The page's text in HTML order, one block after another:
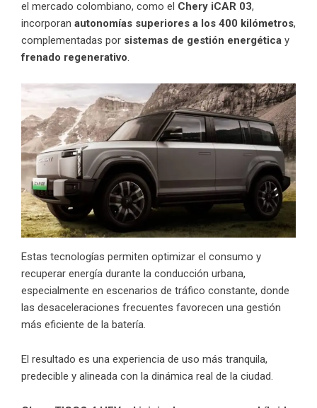
el mercado colombiano, como el Chery iCAR 03,
incorporan autonomías superiores a los 400 kilómetros,
complementadas por sistemas de gestión energética y
frenado regenerativo.
Estas tecnologías permiten optimizar el consumo y
recuperar energía durante la conducción urbana,
especialmente en escenarios de tráfico constante, donde
las desaceleraciones frecuentes favorecen una gestión
más eficiente de la batería.
El resultado es una experiencia de uso más tranquila,
predecible y alineada con la dinámica real de la ciudad.